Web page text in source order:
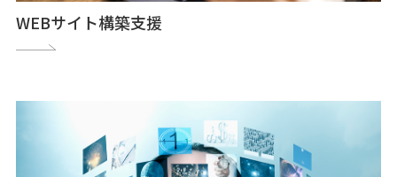
WEBサイト構築支援